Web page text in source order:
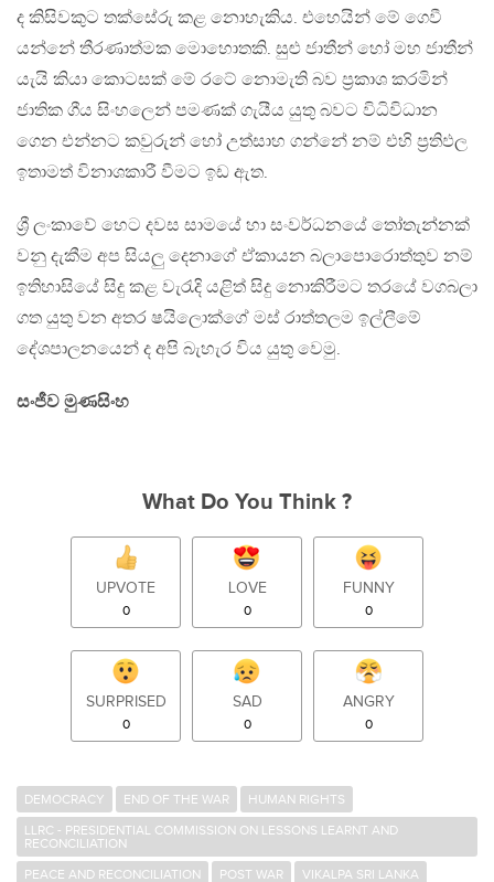
ද කිසිවකුට තක්සේරු කළ නොහැකිය. එහෙයින් මේ ගෙවී
යන්නේ තීරණාත්මක මොහොතකි. සුළු ජාතීන් හෝ මහ ජාතීන්
යැයි කියා කොටසක් මේ රටේ නොමැති බව ප්‍රකාශ කරමින්
ජාතික ගීය සිංහලෙන් පමණක් ගැයීය යුතු බවට විධිවිධාන
ගෙන එන්නට කවුරුන් හෝ උත්සාහ ගන්නේ නම් එහි ප්‍රතිඵල
ඉතාමත් විනාශකාරී වීමට ඉඩ ඇත.
ශ්‍රී ලංකාවේ හෙට දවස සාමයේ හා සංවර්ධනයේ තෝතැන්නක්
වනු දැකීම අප සියලු දෙනාගේ ඒකායන බලාපොරොත්තුව නම්
ඉතිහාසියේ සිදු කළ වැරැදි යළිත් සිදු නොකිරීමට තරයේ වගබලා
ගත යුතු වන අතර ෂයිලොක්ගේ මස් රාත්තලම ඉල්ලීමේ
දේශපාලනයෙන් ද අපි බැහැර විය යුතු වෙමු.
සංජීව මුණසිංහ
What Do You Think ?
UPVOTE
0
LOVE
0
FUNNY
0
SURPRISED
0
SAD
0
ANGRY
0
DEMOCRACY END OF THE WAR
HUMAN RIGHTS
LLRC - PRESIDENTIAL COMMISSION ON LESSONS LEARNT AND
RECONCILIATION
PEACE AND RECONCILIATION
POST WAR
VIKALPA SRI LANKA